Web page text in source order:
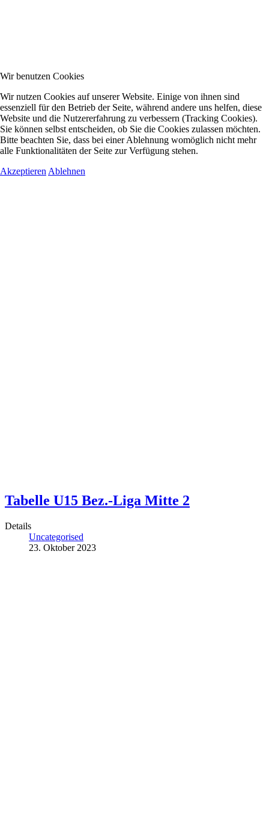
Tabelle U15 Bez.-Liga Mitte 2
Details
Uncategorised
23. Oktober 2023
Wir benutzen Cookies
Wir nutzen Cookies auf unserer Website. Einige von ihnen sind
essenziell für den Betrieb der Seite, während andere uns helfen, diese
Website und die Nutzererfahrung zu verbessern (Tracking Cookies).
Sie können selbst entscheiden, ob Sie die Cookies zulassen möchten.
Bitte beachten Sie, dass bei einer Ablehnung womöglich nicht mehr
alle Funktionalitäten der Seite zur Verfügung stehen.
Akzeptieren Ablehnen